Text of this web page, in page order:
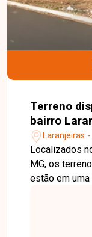
Terreno
bairro
Laranjeiras
Localizados
MG, os
estão em
acesso às